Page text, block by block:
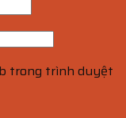
trong trình duyệt